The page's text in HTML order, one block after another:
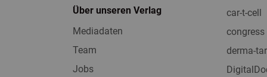
Über unseren Verlag
Mediadaten
Team
Jobs
car-t-cell
congress
derma-